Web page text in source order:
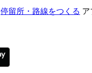
停留所・路線をつくる ア